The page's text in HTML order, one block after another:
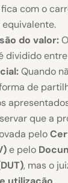
fica com o
do valor:
dividido
Quando
de
que a
pelo
e pelo
, mas o